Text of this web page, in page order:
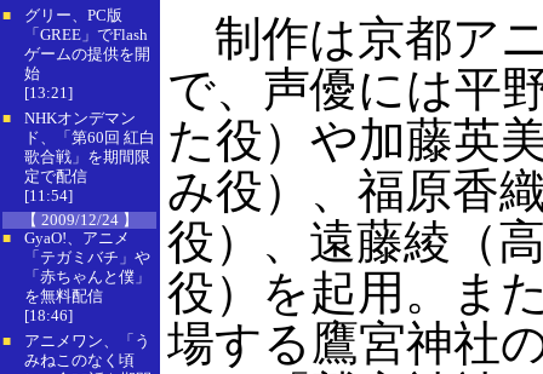
■
グリー、PC版
「GREE」でFlash
ゲームの提供を開
始
[13:21]
■
NHKオンデマン
ド、「第60回 紅白
歌合戦」を期間限
定で配信
[11:54]
【 2009/12/24 】
■
GyaO!、アニメ
「テガミバチ」や
「赤ちゃんと僕」
を無料配信
[18:46]
■
アニメワン、「う
みねこのなく頃
制作は京都ア
で、声優には平
た役）や加藤英
み役）、福原香
役）、遠藤綾（
役）を起用。ま
場する鷹宮神社